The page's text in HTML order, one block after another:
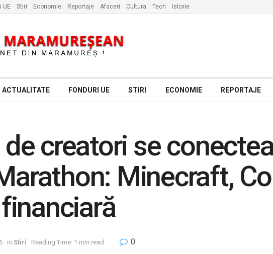
UE Stiri Economie Reportaje Afaceri Cultura Tech Istorie
ACTUALITATE FONDURI UE STIRI ECONOMIE REPORTAJE
creatori se
Minecraft,
in Stiri Reading Time: 1 min read 0